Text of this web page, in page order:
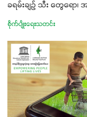
ခရမ်းချဉ် သီး တွေရော
စိုက်ပျိုးရေးသတင်း